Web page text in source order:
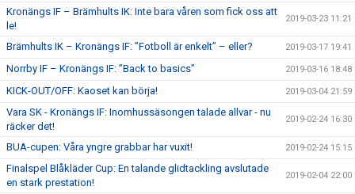
Kronängs IF – Brämhults IK: Inte bara våren som fick oss att
le!
2019-03-23 11:21
Brämhults IK – Kronängs IF: ”Fotboll är enkelt” – eller? 2019-03-17 19:41
Norrby IF – Kronängs IF: ”Back to basics” 2019-03-16 18:48
KICK-OUT/OFF: Kaoset kan börja! 2019-03-04 21:59
Vara SK - Kronängs IF: Inomhussäsongen talade allvar - nu
räcker det!
2019-02-24 16:30
BUA-cupen: Våra yngre grabbar har vuxit! 2019-02-24 15:15
Finalspel Blåkläder Cup: En talande glidtackling avslutade
en stark prestation!
2019-02-04 22:00